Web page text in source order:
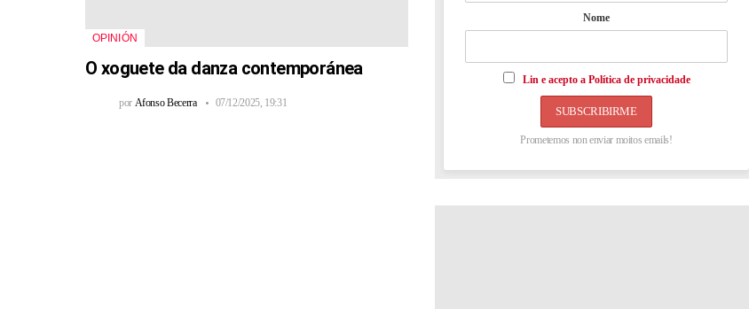
OPINIÓN
O xoguete da danza contemporánea
por Afonso Becerra 07/12/2025, 19:31
Nome
Lin e acepto a Política de privacidade
Prometemos non enviar moitos emails!